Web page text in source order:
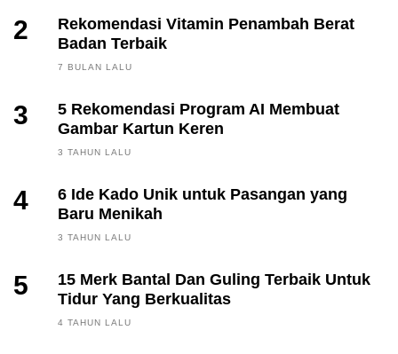
2
Rekomendasi Vitamin Penambah Berat
Badan Terbaik
7 BULAN LALU
3
5 Rekomendasi Program AI Membuat
Gambar Kartun Keren
3 TAHUN LALU
4
6 Ide Kado Unik untuk Pasangan yang
Baru Menikah
3 TAHUN LALU
5
15 Merk Bantal Dan Guling Terbaik Untuk
Tidur Yang Berkualitas
4 TAHUN LALU